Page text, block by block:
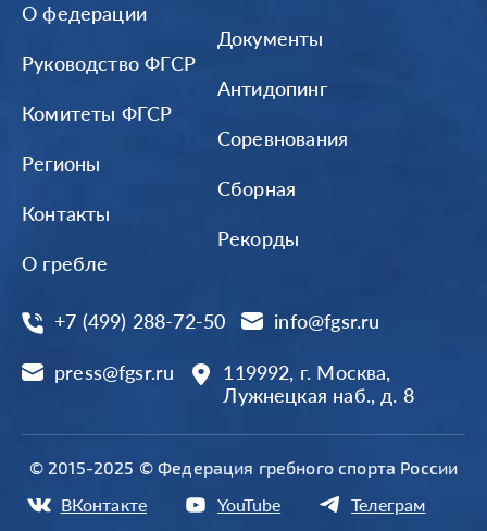
О федерации
Руководство ФГСР
Комитеты ФГСР
Регионы
Контакты
О гребле
Документы
Антидопинг
Соревнования
Сборная
Рекорды
+7 (499) 288-72-50 info@fgsr.ru
press@fgsr.ru
119992, г. Москва,
Лужнецкая наб., д. 8
© 2015-2025 © Федерация гребного спорта России
ВКонтакте YouTube Телеграм